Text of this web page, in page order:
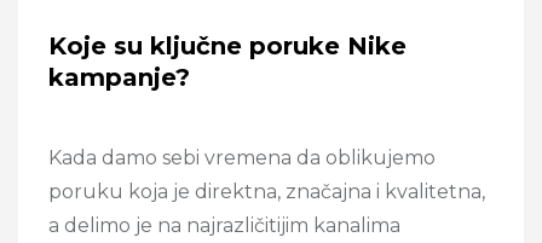
Koje su ključne poruke Nike
kampanje?
Kada damo sebi vremena da oblikujemo
poruku koja je direktna, značajna i kvalitetna,
a delimo je na najrazličitijim kanalima